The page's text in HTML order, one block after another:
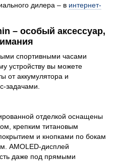
дилера – в интернет-
– особый аксессуар,
спортивными часами
устройству вы можете
от аккумулятора и
задачами.
отделкой оснащены
крепким титановым
и кнопками по бокам
AMOLED-дисплей
даже под прямыми